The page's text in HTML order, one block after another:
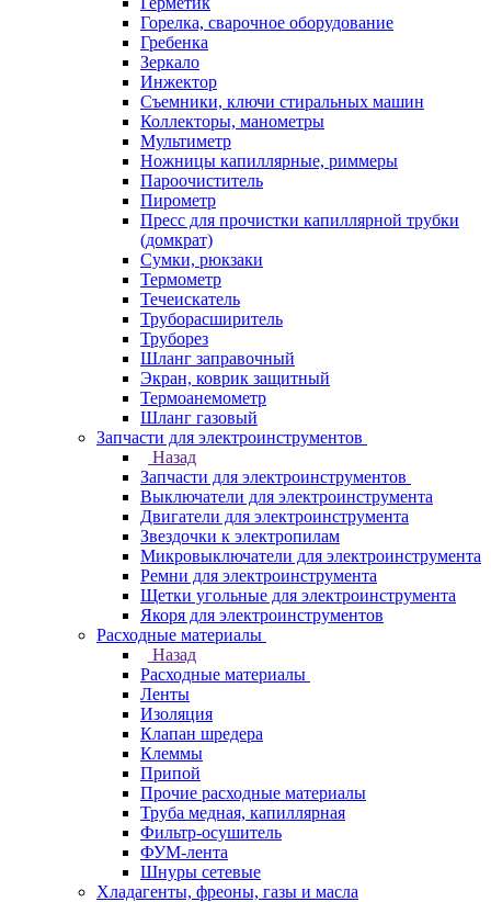
Горелка, сварочное оборудование
Гребенка
Зеркало
Инжектор
Съемники, ключи стиральных машин
Коллекторы, манометры
Мультиметр
Ножницы капиллярные, риммеры
Пароочиститель
Пирометр
Пресс для прочистки капиллярной трубки
(домкрат)
Сумки, рюкзаки
Термометр
Течеискатель
Труборасширитель
Труборез
Шланг заправочный
Экран, коврик защитный
Термоанемометр
Шланг газовый
Запчасти для электроинструментов
Назад
Запчасти для электроинструментов
Выключатели для электроинструмента
Двигатели для электроинструмента
Звездочки к электропилам
Микровыключатели для электроинструмента
Ремни для электроинструмента
Щетки угольные для электроинструмента
Якоря для электроинструментов
Расходные материалы
Назад
Расходные материалы
Ленты
Изоляция
Клапан шредера
Клеммы
Припой
Прочие расходные материалы
Труба медная, капиллярная
Фильтр-осушитель
ФУМ-лента
Шнуры сетевые
Хладагенты, фреоны, газы и масла